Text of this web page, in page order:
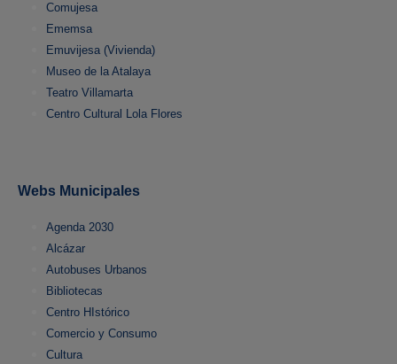
Comujesa
Ememsa
Emuvijesa (Vivienda)
Museo de la Atalaya
Teatro Villamarta
Centro Cultural Lola Flores
Webs Municipales
Agenda 2030
Alcázar
Autobuses Urbanos
Bibliotecas
Centro HIstórico
Comercio y Consumo
Cultura